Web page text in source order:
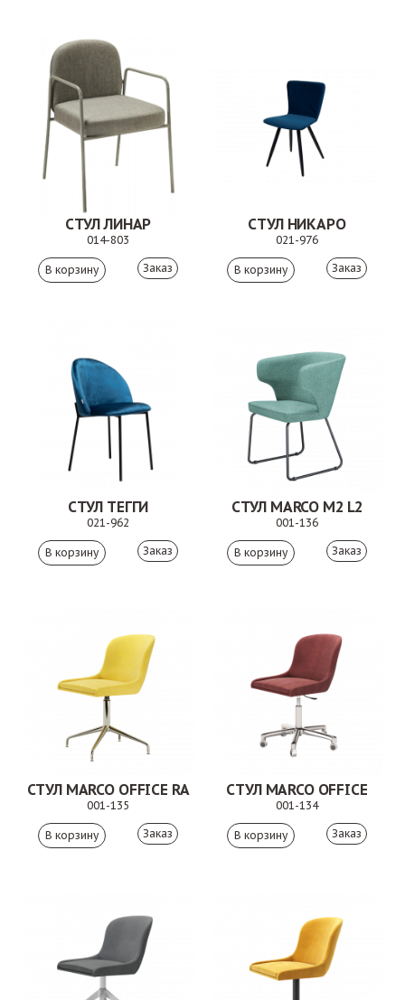
СТУЛ ЛИНАР
014-803
Заказ
СТУЛ НИКАРО
021-976
Заказ
СТУЛ ТЕГГИ
021-962
Заказ
СТУЛ MARCO M2 L2
001-136
Заказ
СТУЛ MARCO OFFICE RA
001-135
Заказ
СТУЛ MARCO OFFICE
001-134
Заказ